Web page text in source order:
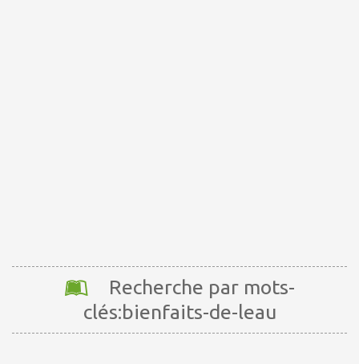
Recherche par mots-
clés:bienfaits-de-leau